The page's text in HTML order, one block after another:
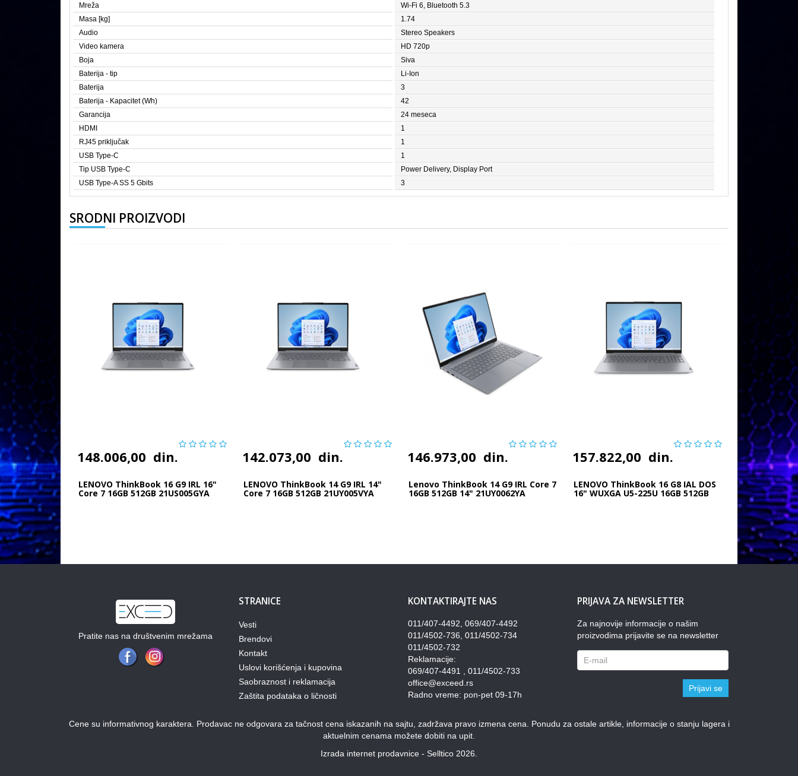
Mreža
Wi-Fi 6, Bluetooth 5.3
Masa [kg]
1.74
Audio
Stereo Speakers
Video kamera
HD 720p
Boja
Siva
Baterija - tip
Li-Ion
Baterija
3
Baterija - Kapacitet (Wh)
42
Garancija
24 meseca
HDMI
1
RJ45 priključak
1
USB Type-C
1
Tip USB Type-C
Power Delivery, Display Port
USB Type-A SS 5 Gbits
3
SRODNI PROIZVODI
148.006,00 din.
LENOVO ThinkBook 16 G9 IRL 16"
Core 7 16GB 512GB 21US005GYA
142.073,00 din.
LENOVO ThinkBook 14 G9 IRL 14"
Core 7 16GB 512GB 21UY005VYA
146.973,00 din.
Lenovo ThinkBook 14 G9 IRL Core 7
16GB 512GB 14" 21UY0062YA
157.822,00 din.
LENOVO ThinkBook 16 G8 IAL DOS
16" WUXGA U5-225U 16GB 512GB
Pratite nas na društvenim mrežama
STRANICE
Vesti
Brendovi
Kontakt
Uslovi korišćenja i kupovina
Saobraznost i reklamacija
Zaštita podataka o ličnosti
KONTAKTIRAJTE NAS
011/407-4492, 069/407-4492
011/4502-736, 011/4502-734
011/4502-732
Reklamacije:
069/407-4491 , 011/4502-733
office@exceed.rs
Radno vreme: pon-pet 09-17h
PRIJAVA ZA NEWSLETTER
Za najnovije informacije o našim
proizvodima prijavite se na newsletter
Prijavi se
Cene su informativnog karaktera. Prodavac ne odgovara za tačnost cena iskazanih na sajtu, zadržava pravo izmena cena. Ponudu za ostale artikle, informacije o stanju lagera i
aktuelnim cenama možete dobiti na upit.
Izrada internet prodavnice - Selltico 2026.